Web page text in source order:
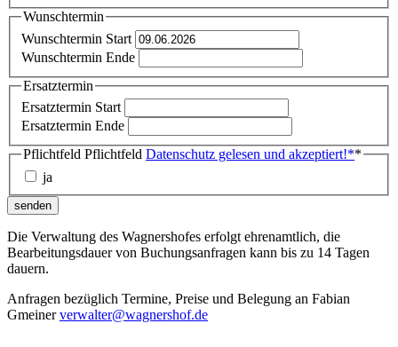
Wunschtermin
Wunschtermin Start
Wunschtermin Ende
Ersatztermin
Ersatztermin Start
Ersatztermin Ende
Pflichtfeld Pflichtfeld Datenschutz gelesen und akzeptiert!**
ja
senden
Die Verwaltung des Wagnershofes erfolgt ehrenamtlich, die
Bearbeitungsdauer von Buchungsanfragen kann bis zu 14 Tagen
dauern.
Anfragen bezüglich Termine, Preise und Belegung an Fabian
Gmeinerverwalter@wagnershof.de